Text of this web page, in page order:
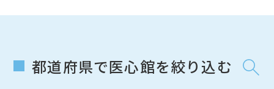
都道府県で医心館を絞り込む